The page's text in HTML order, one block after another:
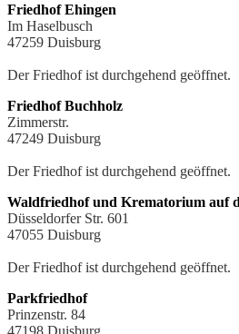
Friedhof Ehingen
Im Haselbusch
47259 Duisburg
Der Friedhof ist durchgehend geöffnet.
Friedhof Buchholz
Zimmerstr.
47249 Duisburg
Der Friedhof ist durchgehend geöffnet.
Waldfriedhof und Krematorium auf
Düsseldorfer Str. 601
47055 Duisburg
Der Friedhof ist durchgehend geöffnet.
Parkfriedhof
Prinzenstr. 84
47198 Duisburg